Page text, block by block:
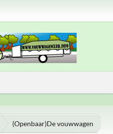
(Openbaar)De vouwwagen